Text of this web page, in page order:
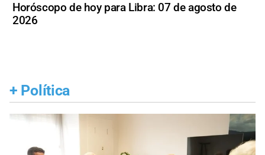
Horóscopo de hoy para Libra: 07 de agosto de
2026
+ Política